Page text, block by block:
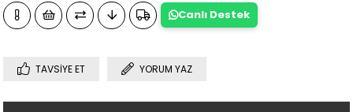
Canlı Destek
TAVSIYE ET YORUM YAZ